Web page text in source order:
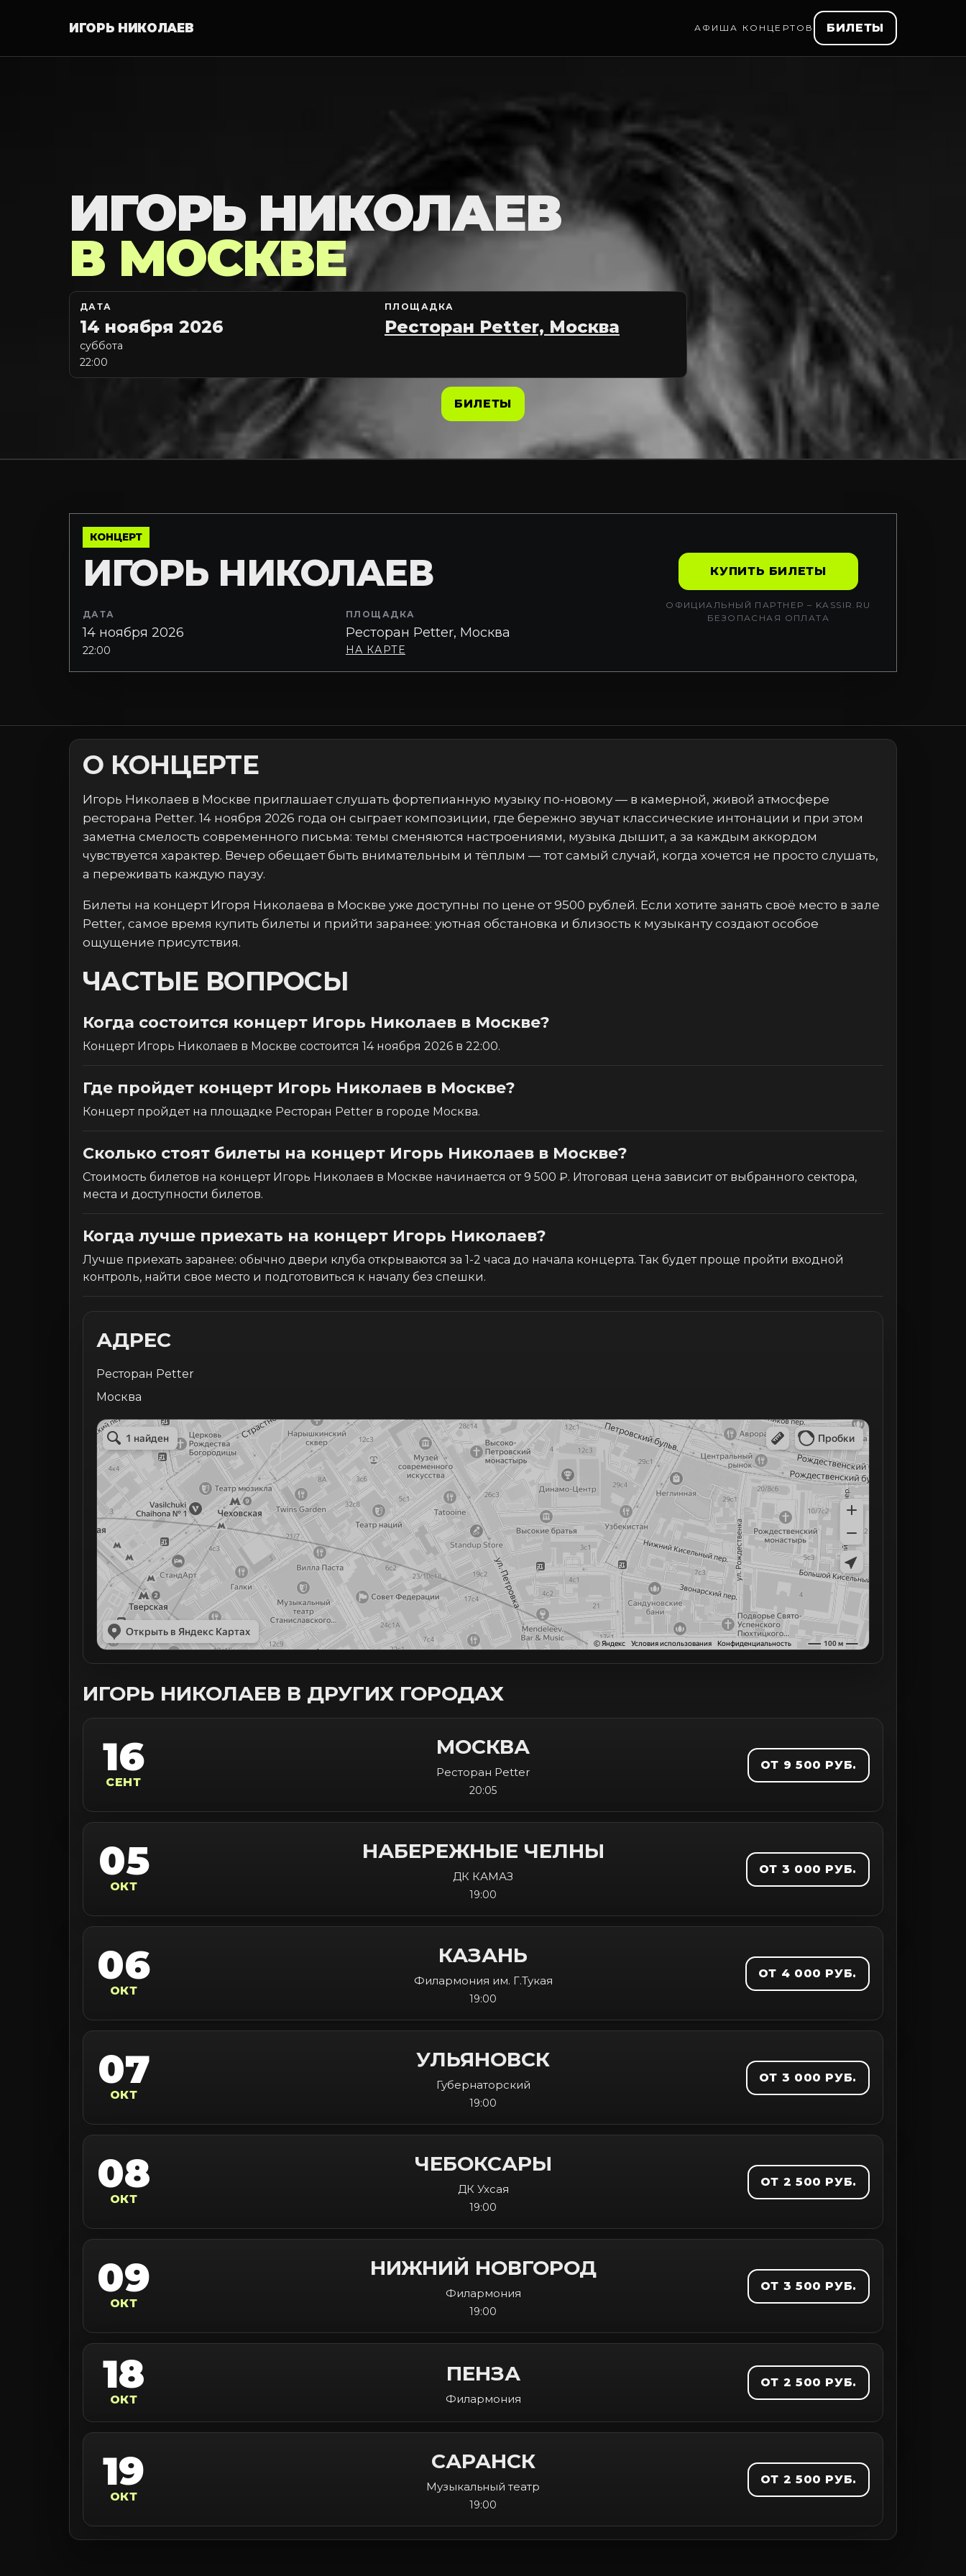
ИГОРЬ НИКОЛАЕВ АФИША КОНЦЕРТОВ БИЛЕТЫ
ИГОРЬ НИКОЛАЕВ
В МОСКВЕ
ДАТА
14 ноября 2026
суббота
22:00
ПЛОЩАДКА
Ресторан Petter, Москва
БИЛЕТЫ
КОНЦЕРТ
ИГОРЬ НИКОЛАЕВ
ДАТА
14 ноября 2026
22:00
ПЛОЩАДКА
Ресторан Petter, Москва
НА КАРТЕ
КУПИТЬ БИЛЕТЫ
ОФИЦИАЛЬНЫЙ ПАРТНЕР – KASSIR.RU
БЕЗОПАСНАЯ ОПЛАТА
О КОНЦЕРТЕ
Игорь Николаев в Москве приглашает слушать фортепианную музыку по-новому — в камерной, живой атмосфере
ресторана Petter. 14 ноября 2026 года он сыграет композиции, где бережно звучат классические интонации и при этом
заметна смелость современного письма: темы сменяются настроениями, музыка дышит, а за каждым аккордом
чувствуется характер. Вечер обещает быть внимательным и тёплым — тот самый случай, когда хочется не просто слушать,
а переживать каждую паузу.
Билеты на концерт Игоря Николаева в Москве уже доступны по цене от 9500 рублей. Если хотите занять своё место в зале
Petter, самое время купить билеты и прийти заранее: уютная обстановка и близость к музыканту создают особое
ощущение присутствия.
ЧАСТЫЕ ВОПРОСЫ
Когда состоится концерт Игорь Николаев в Москве?
Концерт Игорь Николаев в Москве состоится 14 ноября 2026 в 22:00.
Где пройдет концерт Игорь Николаев в Москве?
Концерт пройдет на площадке Ресторан Petter в городе Москва.
Сколько стоят билеты на концерт Игорь Николаев в Москве?
Стоимость билетов на концерт Игорь Николаев в Москве начинается от 9 500 ₽. Итоговая цена зависит от выбранного сектора,
места и доступности билетов.
Когда лучше приехать на концерт Игорь Николаев?
Лучше приехать заранее: обычно двери клуба открываются за 1-2 часа до начала концерта. Так будет проще пройти входной
контроль, найти свое место и подготовиться к началу без спешки.
АДРЕС
Ресторан Petter
Москва
ИГОРЬ НИКОЛАЕВ В ДРУГИХ ГОРОДАХ
16
СЕНТ
МОСКВА
Ресторан Petter
20:05
ОТ 9 500 РУБ.
05
ОКТ
НАБЕРЕЖНЫЕ ЧЕЛНЫ
ДК КАМАЗ
19:00
ОТ 3 000 РУБ.
06
ОКТ
КАЗАНЬ
Филармония им. Г.Тукая
19:00
ОТ 4 000 РУБ.
07
ОКТ
УЛЬЯНОВСК
Губернаторский
19:00
ОТ 3 000 РУБ.
08
ОКТ
ЧЕБОКСАРЫ
ДК Ухсая
19:00
ОТ 2 500 РУБ.
09
ОКТ
НИЖНИЙ НОВГОРОД
Филармония
19:00
ОТ 3 500 РУБ.
18
ОКТ
ПЕНЗА
Филармония
ОТ 2 500 РУБ.
19
ОКТ
САРАНСК
Музыкальный театр
19:00
ОТ 2 500 РУБ.